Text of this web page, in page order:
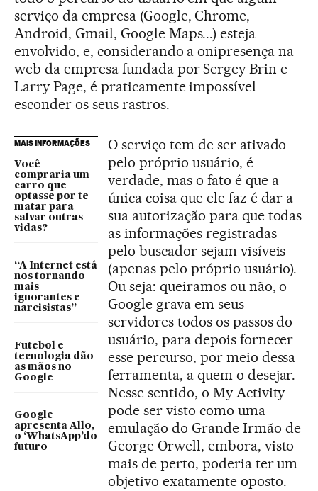
serviço da empresa (Google, Chrome,
Android, Gmail, Google Maps...) esteja
envolvido, e, considerando a onipresença na
web da empresa fundada por Sergey Brin e
Larry Page, é praticamente impossível
esconder os seus rastros.
MAIS INFORMAÇÕES
Você
compraria um
carro que
optasse por te
matar para
salvar outras
vidas?
“A Internet está
nos tornando
mais
ignorantes e
narcisistas”
Futebol e
tecnologia dão
as mãos no
Google
Google
apresenta Allo,
o ‘WhatsApp’do
futuro
O serviço tem de ser ativado
pelo próprio usuário, é
verdade, mas o fato é que a
única coisa que ele faz é dar a
sua autorização para que todas
as informações registradas
pelo buscador sejam visíveis
(apenas pelo próprio usuário).
Ou seja: queiramos ou não, o
Google grava em seus
servidores todos os passos do
usuário, para depois fornecer
esse percurso, por meio dessa
ferramenta, a quem o desejar.
Nesse sentido, o My Activity
pode ser visto como uma
emulação do Grande Irmão de
George Orwell, embora, visto
mais de perto, poderia ter um
objetivo exatamente oposto.